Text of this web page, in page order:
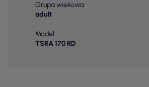
Grupa wiekowa
adult
Model
TSRA 170 RD